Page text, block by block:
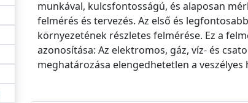
munkával, kulcsfontosságú, és alaposan
felmérés és tervezés. Az első és
környezetének részletes felmérése. Ez a
azonosítása: Az elektromos, gáz, víz- és
meghatározása elengedhetetlen a veszélyes